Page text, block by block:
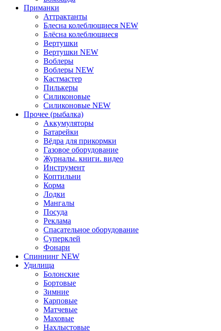
Приманки
Аттрактанты
Блеснa колеблющиеся NEW
Блёсна колеблющиеся
Вертушки
Вертушки NEW
Воблеры
Воблеры NEW
Кастмастер
Пилькеры
Силиконовые
Силиконовые NEW
Прочее (рыбалка)
Аккумуляторы
Батарейки
Вёдра для прикормки
Газовое оборудование
Журналы. книги. видео
Инструмент
Коптильни
Корма
Лодки
Мангалы
Посуда
Реклама
Спасательное оборудование
Суперклей
Фонари
Спиннинг NEW
Удилища
Болонские
Бортовые
Зимние
Карповые
Матчевые
Маховые
Нахлыстовые